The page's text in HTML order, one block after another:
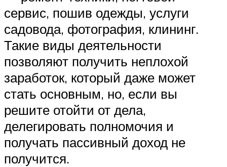
сервис, пошив одежды, услуги
садовода, фотография, клининг.
Такие виды деятельности
позволяют получить неплохой
заработок, который даже может
стать основным, но, если вы
решите отойти от дела,
делегировать полномочия и
получать пассивный доход не
получится.